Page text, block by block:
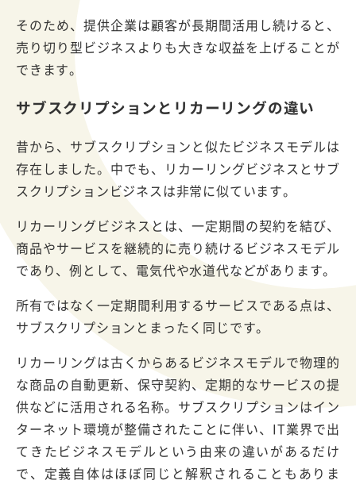
そのため、提供企業は顧客が長期間活用し続けると、
売り切り型ビジネスよりも大きな収益を上げることが
できます。
サブスクリプションとリカーリングの違い
昔から、サブスクリプションと似たビジネスモデルは
存在しました。中でも、リカーリングビジネスとサブ
スクリプションビジネスは非常に似ています。
リカーリングビジネスとは、一定期間の契約を結び、
商品やサービスを継続的に売り続けるビジネスモデル
であり、例として、電気代や水道代などがあります。
所有ではなく一定期間利用するサービスである点は、
サブスクリプションとまったく同じです。
リカーリングは古くからあるビジネスモデルで物理的
な商品の自動更新、保守契約、定期的なサービスの提
供などに活用される名称。サブスクリプションはイン
ターネット環境が整備されたことに伴い、IT業界で出
てきたビジネスモデルという由来の違いがあるだけ
で、定義自体はほぼ同じと解釈されることもありま